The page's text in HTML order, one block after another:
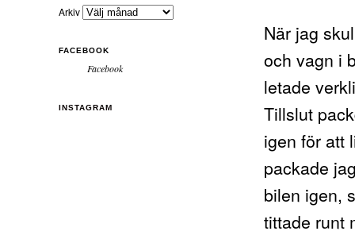
När jag
och vagn i
letade
Tillslut
igen för att
packade
bilen igen,
tittade runt
Arkiv
FACEBOOK
Facebook
INSTAGRAM